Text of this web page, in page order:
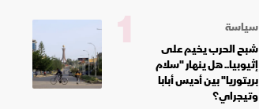
سياسة
شبح الحرب يخيم على
إثيوبيا.. هل ينهار "سلام
بريتوريا" بين أديس أبابا
وتيجراي؟
1